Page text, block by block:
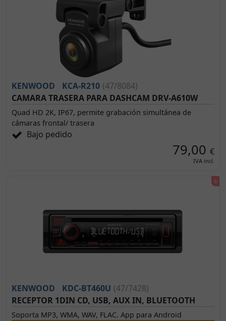
KENWOOD KCA-R210 (47/8084)
CAMARA TRASERA PARA DASHCAM DRV-A610W
Quad HD 2K, IP67, permite grabación simultánea de
cámaras frontal/ trasera
Bajo pedido
79,00 €
IVA incl.
KENWOOD KDC-BT460U (47/7428)
RECEPTOR 1DIN CD, USB, AUX IN, BLUETOOTH
Soporta MP3, WMA, WAV, FLAC. App para Android